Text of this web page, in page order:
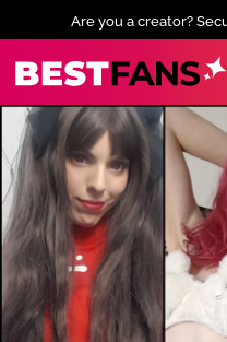
Are you a creator?
BestFans – Zurück zur